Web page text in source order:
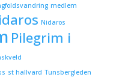
medlem
Nidaros
Pilegrim i
st hallvard Tunsbergleden